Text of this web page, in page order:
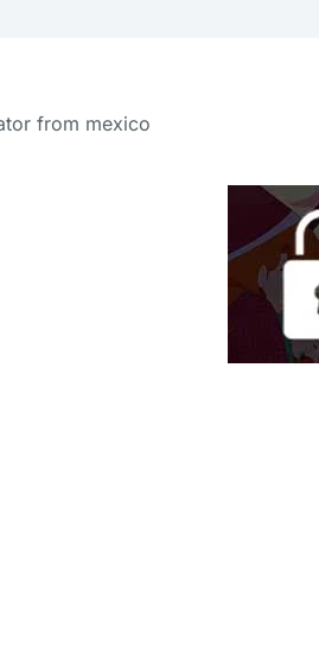
from mexico